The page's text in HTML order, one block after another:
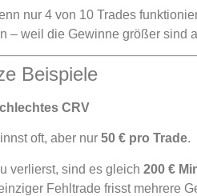
nur 4 von 10 Trades
– weil die Gewinne größer sind
Beispiele
CRV
oft, aber nur 50 € pro Trade.
verlierst, sind es gleich 200 €
Fehltrade frisst mehrere